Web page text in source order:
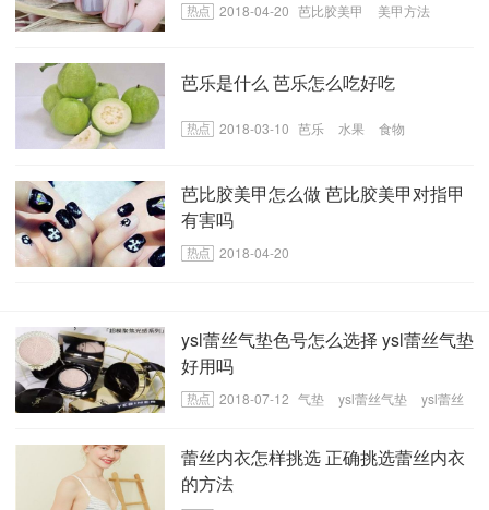
2018-04-20 芭比胶美甲 美甲方法
芭乐是什么 芭乐怎么吃好吃
2018-03-10 芭乐 水果 食物
芭比胶美甲怎么做 芭比胶美甲对指甲
有害吗
2018-04-20
ysl蕾丝气垫色号怎么选择 ysl蕾丝气垫
好用吗
2018-07-12 气垫 ysl蕾丝气垫
ysl蕾丝
蕾丝内衣怎样挑选 正确挑选蕾丝内衣
的方法